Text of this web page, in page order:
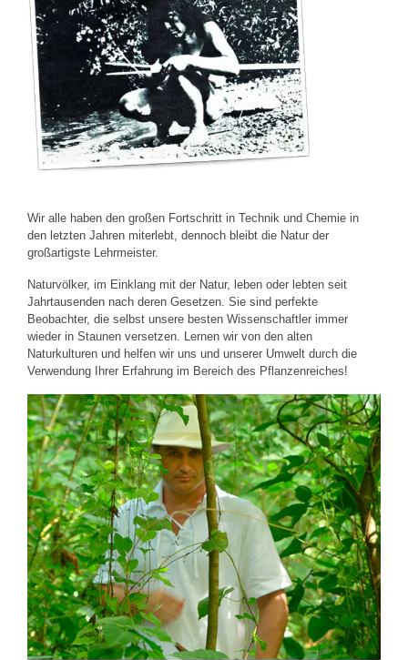
Wir alle haben den großen Fortschritt in Technik und Chemie in
den letzten Jahren miterlebt, dennoch bleibt die Natur der
großartigste Lehrmeister.
Naturvölker, im Einklang mit der Natur, leben oder lebten seit
Jahrtausenden nach deren Gesetzen. Sie sind perfekte
Beobachter, die selbst unsere besten Wissenschaftler immer
wieder in Staunen versetzen. Lernen wir von den alten
Naturkulturen und helfen wir uns und unserer Umwelt durch die
Verwendung Ihrer Erfahrung im Bereich des Pflanzenreiches!